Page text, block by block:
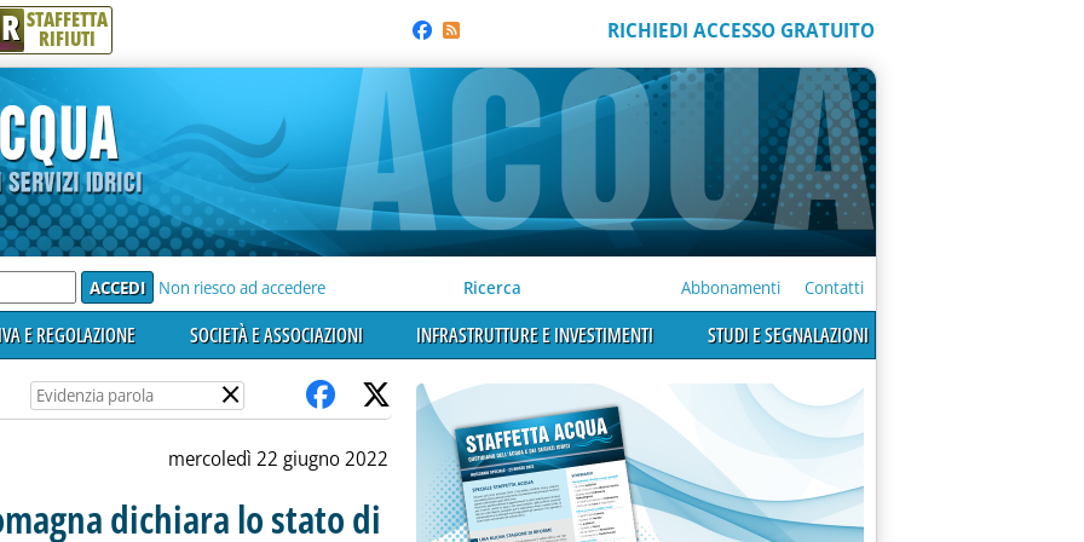
R STAFFETTA
RIFIUTI RICHIEDI ACCESSO GRATUITO
Non riesco ad accedere Ricerca Abbonamenti Contatti
E REGOLAZIONE SOCIETÀ E ASSOCIAZIONI INFRASTRUTTURE E INVESTIMENTI STUDI E SEGNALAZIONI
×
mercoledì 22 giugno 2022
dichiara lo stato di